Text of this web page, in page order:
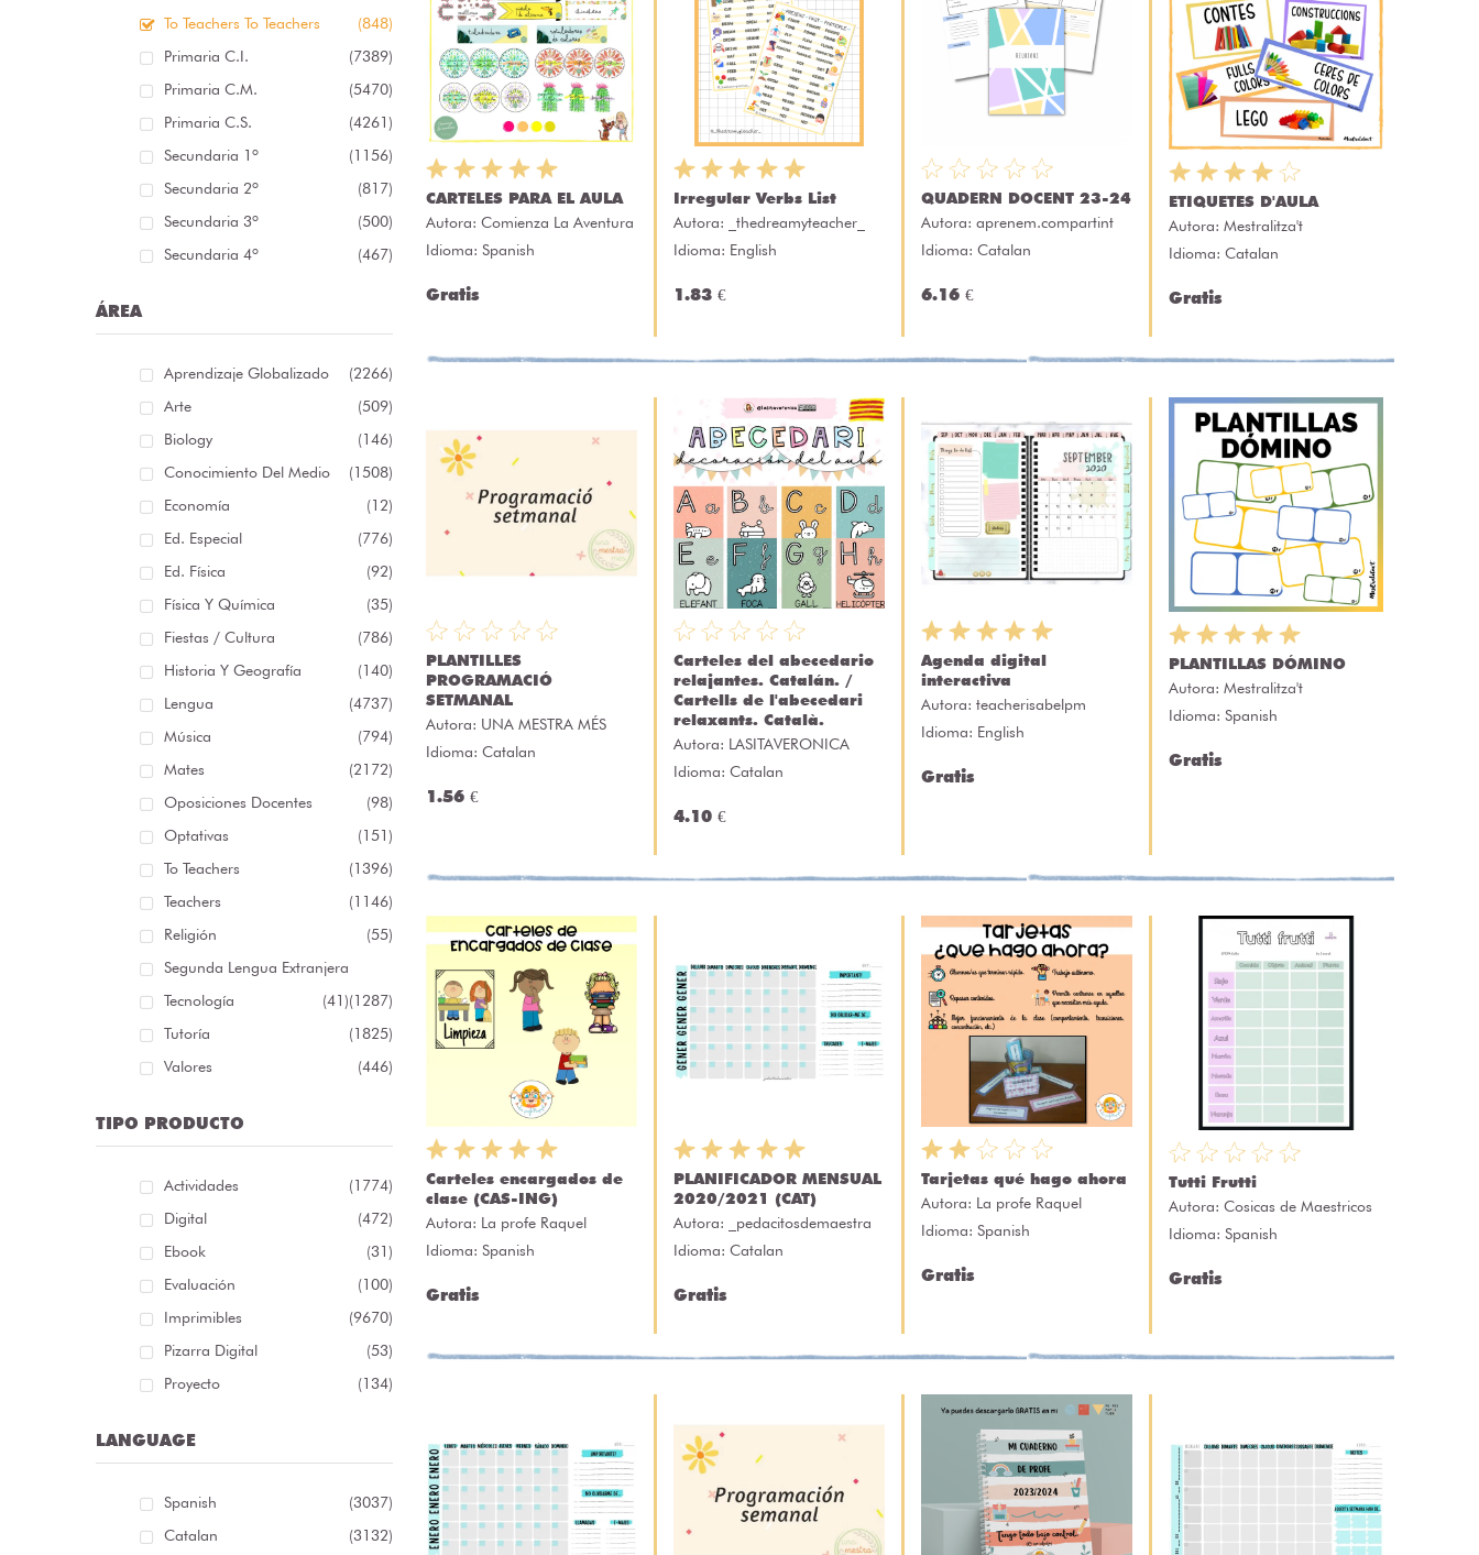
To Teachers To Teachers
(848)
Primaria C.I.
(7389)
Primaria C.M.
(5470)
Primaria C.S.
(4261)
Secundaria 1º
(1156)
Secundaria 2º
(817)
Secundaria 3º
(500)
Secundaria 4º
(467)
ÁREA
Aprendizaje Globalizado
(2266)
Arte
(509)
Biology
(146)
Conocimiento Del Medio
(1508)
Economía
(12)
Ed. Especial
(776)
Ed. Física
(92)
Física Y Química
(35)
Fiestas / Cultura
(786)
Historia Y Geografía
(140)
Lengua
(4737)
Música
(794)
Mates
(2172)
Oposiciones Docentes
(98)
Optativas
(151)
To Teachers
(1396)
Teachers
(1146)
Religión
(55)
Segunda Lengua Extranjera
(1287)
Tecnología
(41)
Tutoría
(1825)
Valores
(446)
TIPO PRODUCTO
Actividades
(1774)
Digital
(472)
Ebook
(31)
Evaluación
(100)
Imprimibles
(9670)
Pizarra Digital
(53)
Proyecto
(134)
LANGUAGE
Spanish
(3037)
Catalan
(3132)
CARTELES PARA EL AULA
Autora: Comienza La Aventura
Idioma: Spanish
Gratis
Irregular Verbs List
Autora:
_thedreamyteacher_
Idioma: English
1.83 €
QUADERN DOCENT 23-24
Autora: aprenem.compartint
Idioma: Catalan
6.16 €
ETIQUETES D'AULA
Autora: Mestralitza't
Idioma: Catalan
Gratis
PLANTILLES
PROGRAMACIÓ
SETMANAL
Autora: UNA MESTRA MÉS
Idioma: Catalan
1.56 €
Carteles del abecedario
relajantes. Catalán. /
Cartells de l'abecedari
relaxants. Català.
Autora: LASITAVERONICA
Idioma: Catalan
4.10 €
Agenda digital
interactiva
Autora: teacherisabelpm
Idioma: English
Gratis
PLANTILLAS DÓMINO
Autora: Mestralitza't
Idioma: Spanish
Gratis
Carteles encargados de
clase (CAS-ING)
Autora: La profe Raquel
Idioma: Spanish
Gratis
PLANIFICADOR MENSUAL
2020/2021 (CAT)
Autora:
_pedacitosdemaestra
Idioma: Catalan
Gratis
Tarjetas qué hago ahora
Autora: La profe Raquel
Idioma: Spanish
Gratis
Tutti Frutti
Autora: Cosicas de Maestricos
Idioma: Spanish
Gratis